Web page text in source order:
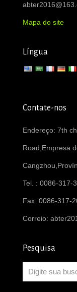
Mapa do site
Língua
Contate-nos
Endereço: 7th
Road,Empresa
Tel. : 0086-317-
Fax: 0086-317-
Correio:
Pesquisa